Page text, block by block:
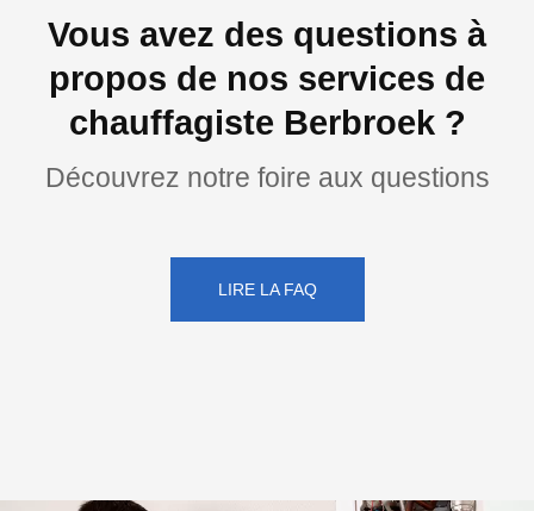
Vous avez des questions à
propos de nos services de
chauffagiste Berbroek ?
Découvrez notre foire aux questions
LIRE LA FAQ